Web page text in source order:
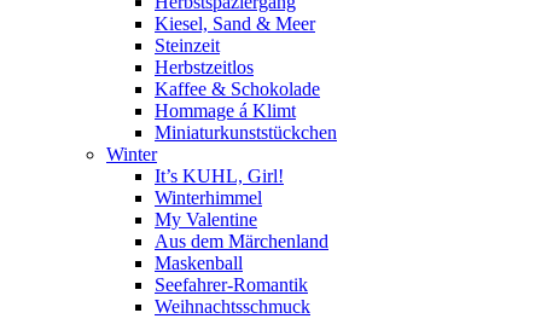
Kiesel, Sand & Meer
Steinzeit
Herbstzeitlos
Kaffee & Schokolade
Hommage á Klimt
Miniaturkunststückchen
Winter
It’s KUHL, Girl!
Winterhimmel
My Valentine
Aus dem Märchenland
Maskenball
Seefahrer-Romantik
Weihnachtsschmuck